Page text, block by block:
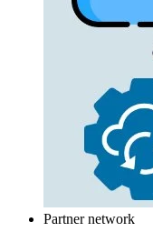
Partner network